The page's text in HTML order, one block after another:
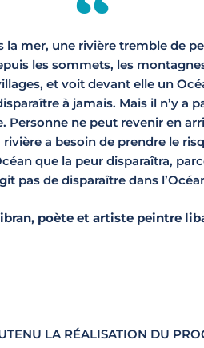
la mer, une rivière tremble de
les sommets, les
et voit devant elle un
à jamais. Mais il n’y a
Personne ne peut revenir en
a besoin de prendre le
que la peur disparaîtra,
pas de disparaître dans
poète et artiste peintre
LA RÉALISATION DU